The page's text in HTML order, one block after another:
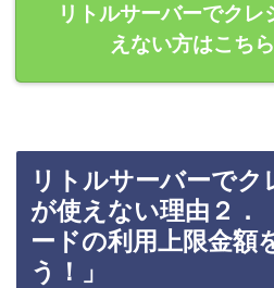
リトルサーバーでクレ
えない方はこち
リトルサーバーでク
が使えない理由２．
ードの利用上限金額
う！」